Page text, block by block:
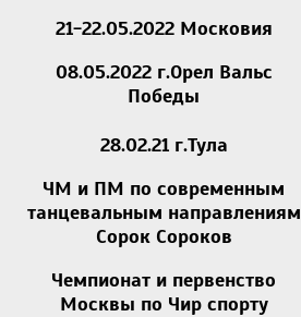
21-22.05.2022 Московия
08.05.2022 г.Орел Вальс
Победы
28.02.21 г.Тула
ЧМ и ПМ по современным
танцевальным направлениям
Сорок Сороков
Чемпионат и первенство
Москвы по Чир спорту